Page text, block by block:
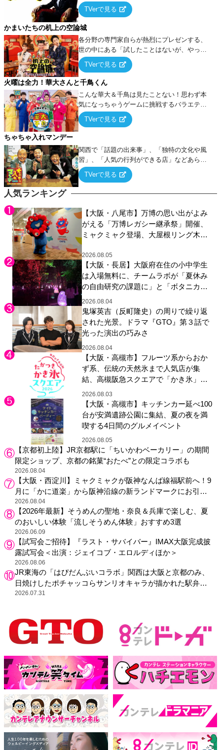
人気ランキング
【大阪・八尾市】万博の思い出がよみ
がえる「万博レガシー継承祭」開催、
ミャクミャク登場、大屋根リング木材
展示も
2026.08.05
【大阪・長居】大阪府在住の小中学生
は入場無料に、チームラボが「夏休み
の自由研究の課題に」と「ボタニカル
ガーデン 大阪」へ招待
2026.08.04
鬼塚英吉（反町隆史）の周りで繰り返
された光景。ドラマ『GTO』第３話で
光った演出の巧みさ
2026.08.04
【大阪・高槻市】フルーツ系からおか
ず系、伝統の天然氷まで人気店が集
結、高槻阪急スクエアで「かき氷」祭
り
2026.08.03
【大阪・高槻市】キッチンカー延べ100
台が安満遺跡公園に集結、夏の夜を満
喫する4日間のグルメイベント
2026.08.05
【京都初上陸】JR京都駅に「ちいかわベーカリー」の期間
限定ショップ、京都の銘菓“おたべ”との限定コラボも
2026.08.04
【大阪・西淀川】ミャクミャクが阪神なんば線福駅前へ！9
月に「かに道楽」から阪神沿線の新ランドマークにお引っ
越し
2026.08.04
【2026年最新】そうめんの聖地・奈良＆兵庫で楽しむ、夏
のおいしい体験「流しそうめん体験」おすすめ3選
2026.06.09
【試写会ご招待】『ラスト・サバイバー』IMAX大阪完成披
露試写会＜出演：ジェイコブ・エロルディほか＞
2026.08.06
JR東海の「はぴだんぶいコラボ」関西は大阪と京都のみ、
日焼けしたポチャッコらサンリオキャラが描かれた駅弁や
グッズが登場
2026.07.31
ーム』をベースに、大喜利・ギャグ・モノボ
ケ・歌…など様々なお題で芸人がショートネ
タを競い合う！
TVerで見る
かまいたちの机上の空論城
各分野の専門家自らが熱烈にプレゼンする、
世の中にある「試したことはないが、やって
みたらこうなる！…ハズ」という“机上の空
論”に若手芸人らがカラダを張って挑む！
TVerで見る
火曜は全力！華大さんと千鳥くん
こんな華大＆千鳥は見たことない！思わず本
気になっちゃうゲームに挑戦するバラエティ
ー！
TVerで見る
ちゃちゃ入れマンデー
関西で「話題の出来事」、「独特の文化や風
習」、「人気の行列ができる店」などあらゆ
るテーマについて好き放題にちゃちゃを入れ
ていく関西色を前面に押し出したトークバラ
TVerで見る